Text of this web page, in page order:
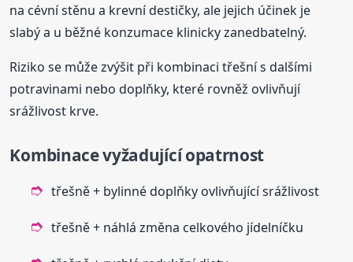
na cévní stěnu a krevní destičky, ale jejich účinek je
slabý a u běžné konzumace klinicky zanedbatelný.
Riziko se může zvýšit při kombinaci třešní s dalšími
potravinami nebo doplňky, které rovněž ovlivňují
srážlivost krve.
Kombinace vyžadující opatrnost
třešně + bylinné doplňky ovlivňující srážlivost
třešně + náhlá změna celkového jídelníčku